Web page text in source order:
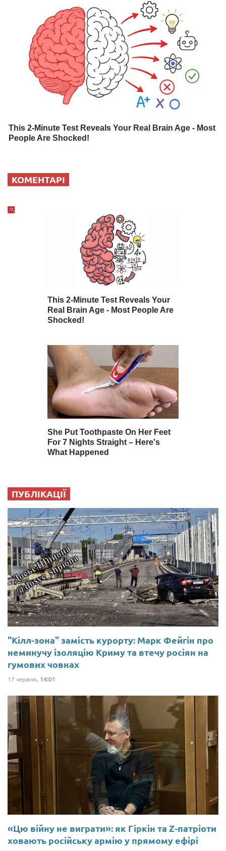
This 2-Minute Test Reveals Your Real Brain Age - Most
People Are Shocked!
КОМЕНТАРІ
ПУБЛІКАЦІЇ
"Кілл-зона" замість курорту: Марк Фейгін про
неминучу ізоляцію Криму та втечу росіян на
гумових човнах
17 червня, 14:01
«Цю війну не виграти»: як Гіркін та Z-патріоти
ховають російську армію у прямому ефірі